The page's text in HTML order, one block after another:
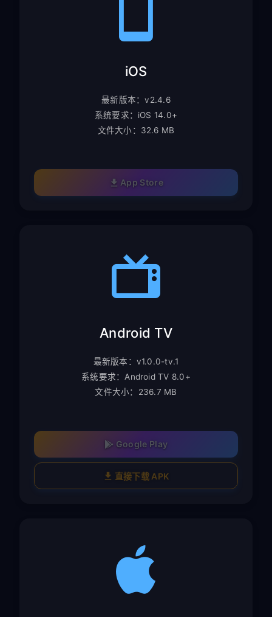
iOS
最新版本：v2.4.6
系统要求：iOS 14.0+
文件大小：32.6 MB
App Store
Android TV
最新版本：v1.0.0-tv.1
系统要求：Android TV 8.0+
文件大小：236.7 MB
Google Play
直接下载 APK